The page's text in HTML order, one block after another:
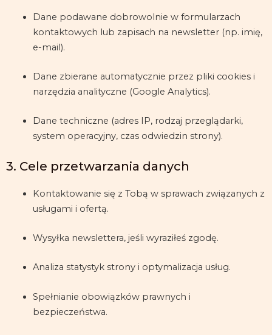
Dane podawane dobrowolnie w formularzach
kontaktowych lub zapisach na newsletter (np. imię,
e-mail).
Dane zbierane automatycznie przez pliki cookies i
narzędzia analityczne (Google Analytics).
Dane techniczne (adres IP, rodzaj przeglądarki,
system operacyjny, czas odwiedzin strony).
3. Cele przetwarzania danych
Kontaktowanie się z Tobą w sprawach związanych z
usługami i ofertą.
Wysyłka newslettera, jeśli wyraziłeś zgodę.
Analiza statystyk strony i optymalizacja usług.
Spełnianie obowiązków prawnych i
bezpieczeństwa.